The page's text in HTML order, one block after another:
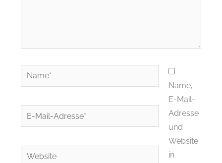
Name*
E-
Mail-
Website
Name,
E-Mail-
Adresse
und
Website
in